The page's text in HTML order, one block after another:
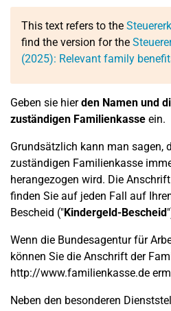
This text refers to the
find the version for the
(2025): Relevant family
Geben sie hierden Namen und
zuständigen Familienkasse ein.
Grundsätzlich kann man sagen,
zuständigen Familienkasse
herangezogen wird. Die
finden Sie auf jeden Fall auf
Bescheid ("Kindergeld-Bescheid
Wenn die Bundesagentur für
können Sie die Anschrift der
http://www.familienkasse.de
Neben den besonderen